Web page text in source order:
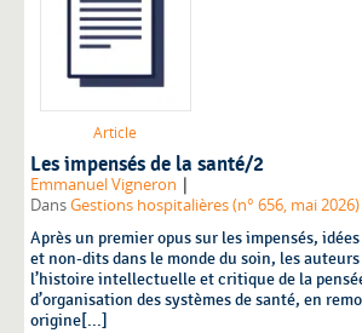
Article
Les impensés de la santé/2
Emmanuel Vigneron |
DansGestions hospitalières (n° 656, mai 2026)
Après un premier opus sur les impensés,
et non-dits dans le monde du soin, les
l’histoire intellectuelle et critique de la
d’organisation des systèmes de santé, en
origine[...]